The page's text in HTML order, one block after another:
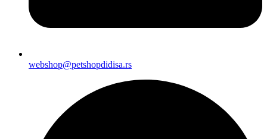
webshop@petshopdidisa.rs